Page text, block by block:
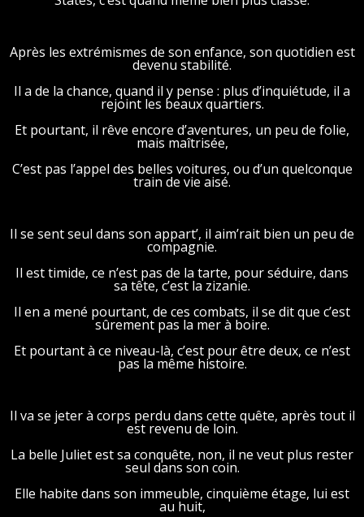
Après les extrémismes de son enfance, son quotidien est
devenu stabilité.
Il a de la chance, quand il y pense : plus d’inquiétude, il a
rejoint les beaux quartiers.
Et pourtant, il rêve encore d’aventures, un peu de folie,
mais maîtrisée,
C’est pas l’appel des belles voitures, ou d’un quelconque
train de vie aisé.
Il se sent seul dans son appart’, il aim’rait bien un peu de
compagnie.
Il est timide, ce n’est pas de la tarte, pour séduire, dans
sa tête, c’est la zizanie.
Il en a mené pourtant, de ces combats, il se dit que c’est
sûrement pas la mer à boire.
Et pourtant à ce niveau-là, c’est pour être deux, ce n’est
pas la même histoire.
Il va se jeter à corps perdu dans cette quête, après tout il
est revenu de loin.
La belle Juliet est sa conquête, non, il ne veut plus rester
seul dans son coin.
Elle habite dans son immeuble, cinquième étage, lui est
au huit,